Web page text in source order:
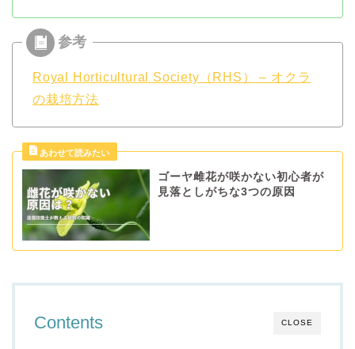
Royal Horticultural Society（RHS） – オクラ
の栽培方法
ゴーヤ雌花が咲かない初心者が
見落としがちな3つの原因
CLOSE
Contents